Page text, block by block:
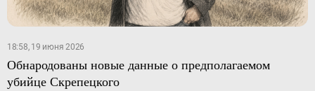
18:58, 19 июня 2026
Обнародованы новые данные о предполагаемом
убийце Скрепецкого